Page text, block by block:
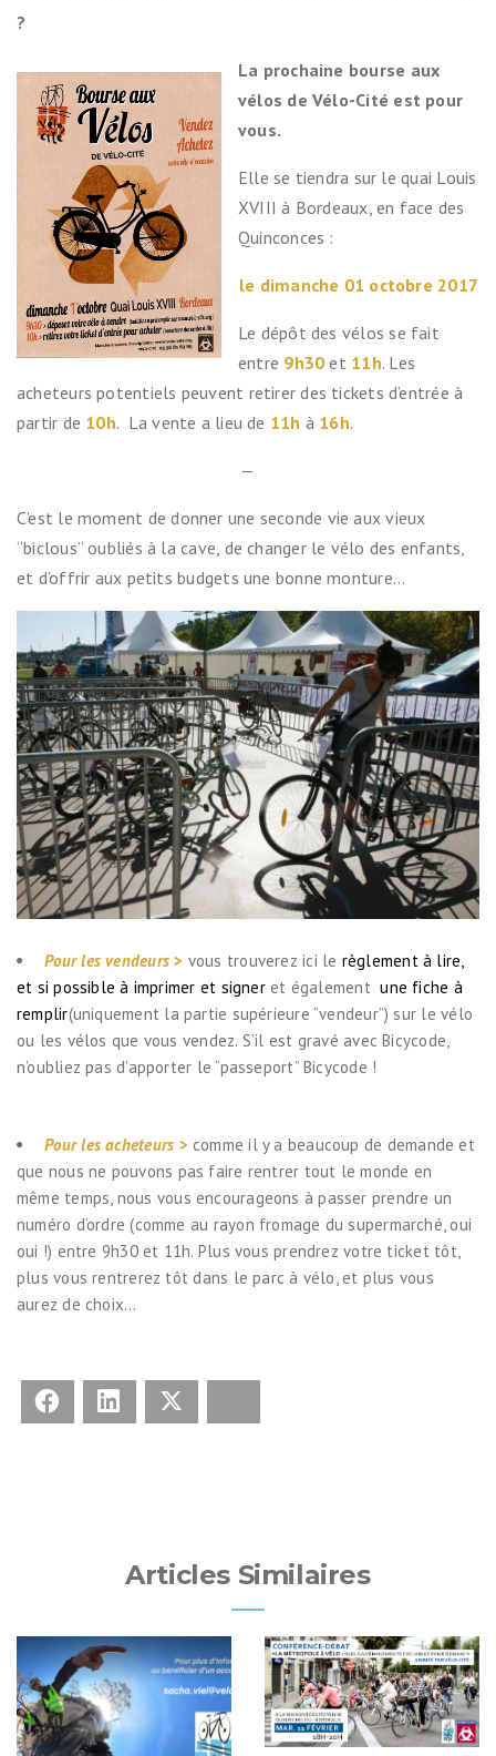
?
La prochaine bourse aux
vélos de Vélo-Cité est pour
vous.
Elle se tiendra sur le quai Louis
XVIII à Bordeaux, en face des
Quinconces :
le dimanche 01 octobre 2017
Le dépôt des vélos se fait
entre 9h30 et 11h. Les
acheteurs potentiels peuvent retirer des tickets d’entrée à
partir de 10h. La vente a lieu de 11h à 16h.
—
C’est le moment de donner une seconde vie aux vieux
“biclous” oubliés à la cave, de changer le vélo des enfants,
et d’offrir aux petits budgets une bonne monture…
Pour les vendeurs> vous trouverez ici le règlement à lire,
et si possible à imprimer et signeret également une fiche à
remplir(uniquement la partie supérieure “vendeur”) sur le vélo
ou les vélos que vous vendez. S’il est gravé avec Bicycode,
n’oubliez pas d’apporter le “passeport” Bicycode !
Pour les acheteurs > comme il y a beaucoup de demande et
que nous ne pouvons pas faire rentrer tout le monde en
même temps, nous vous encourageons à passer prendre un
numéro d’ordre (comme au rayon fromage du supermarché, oui
oui !) entre 9h30 et 11h. Plus vous prendrez votre ticket tôt,
plus vous rentrerez tôt dans le parc à vélo, et plus vous
aurez de choix…
Facebook LinkedIn
Articles Similaires